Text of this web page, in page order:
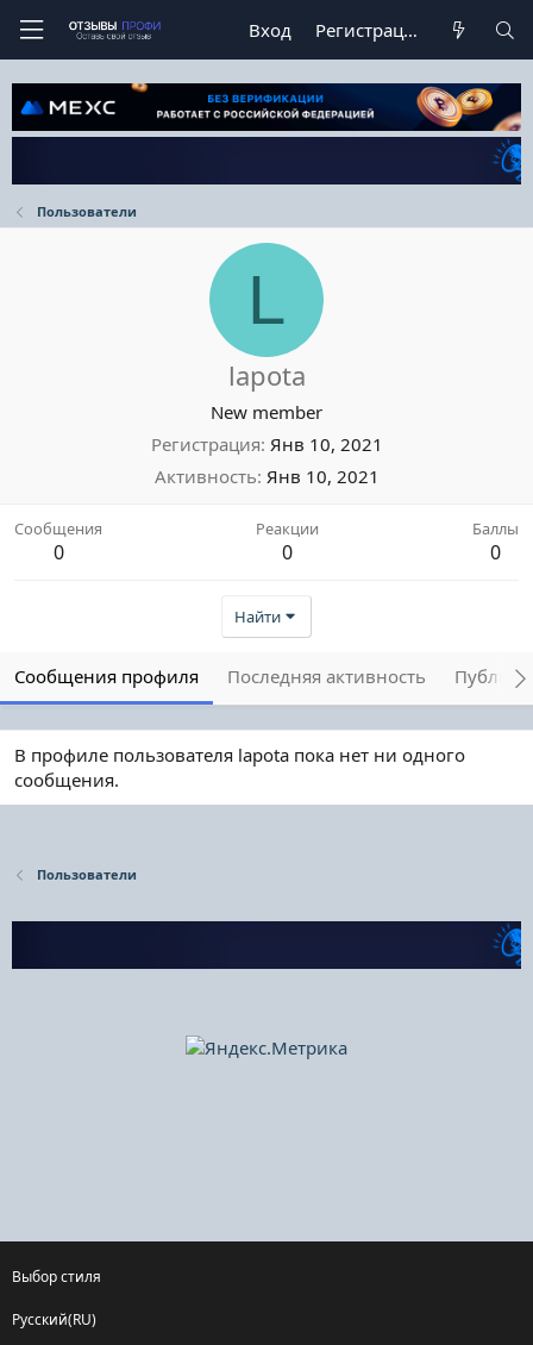
Вход Регистрация
Пользователи
L
lapota
New member
Регистрация Янв 10, 2021
Активность Янв 10, 2021
Сообщения
0
Реакции
0
Баллы
0
Найти
Сообщения профиля Последняя активность
В профиле пользователя lapota пока нет ни одного
сообщения.
Пользователи
Выбор стиля
Русский(RU)